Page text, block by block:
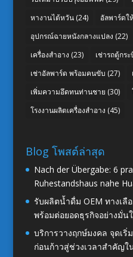
หางานไต้หวัน(24) อัลพาร์ดใ
อุปกรณ์ฉายหนังกลางแปลง (22)
เครื่องสำอาง (23) เช่ารถตู้กระ
เช่าอัลพาร์ด พร้อมคนขับ (27)
เพิ่มความอึดทนท่านชาย (30)
โรงงานผลิตเครื่องสำอาง (45)
Blog โพสต์ล่าสุด
Nach der Übergabe: 6
Ruhestandshaus nahe
รับผลิตน้ำดื่ม OEM ทางเลื
พร้อมต่อยอดธุรกิจอย่างมั่น
บริการวางฤกษ์มงคล จุดเ
ก่อนก้าวสู่ช่วงเวลาสำคัญใ